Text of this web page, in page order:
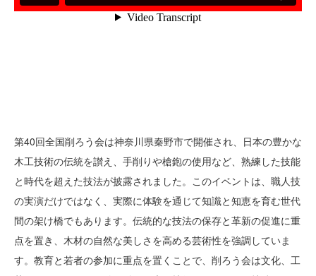
第40回全国削ろう会は神奈川県秦野市で開催され、日本の豊かな
木工技術の伝統を讃え、手削りや槍鉋の使用など、熟練した技能
と時代を超えた技法が披露されました。このイベントは、職人技
の実演だけではなく、実際に体験を通じて知識と知恵を育む世代
間の架け橋でもあります。伝統的な技法の保存と革新の促進に重
点を置き、木材の自然な美しさを高める芸術性を強調していま
す。教育と若者の参加に重点を置くことで、削ろう会は文化、工